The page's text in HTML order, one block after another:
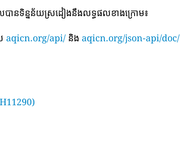
បានទិន្នន័យស្រដៀងនឹងលទ្ធផលខាងក្រោម៖
aqicn.org/api/ និង aqicn.org/json-api/doc/